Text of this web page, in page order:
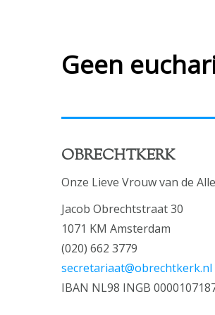
Geen
OBRECHTKERK
Onze Lieve Vrouw van de
Jacob Obrechtstraat 30
1071 KM Amsterdam
(020) 662 3779
secretariaat@obrechtkerk.nl
IBAN NL98 INGB